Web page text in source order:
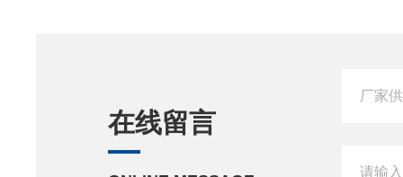
在线留言